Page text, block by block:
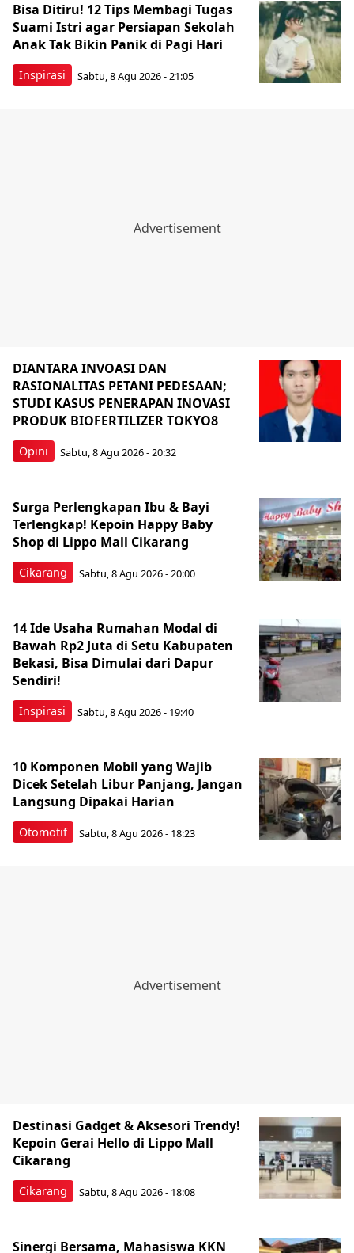
Inspirasi
Bisa Ditiru! 12 Tips Membagi Tugas
Suami Istri agar Persiapan Sekolah
Anak Tak Bikin Panik di Pagi Hari
Sabtu, 8 Agu 2026 - 21:05
Opini
DIANTARA INVOASI DAN
RASIONALITAS PETANI PEDESAAN;
STUDI KASUS PENERAPAN INOVASI
PRODUK BIOFERTILIZER TOKYO8
Sabtu, 8 Agu 2026 - 20:32
Cikarang
Surga Perlengkapan Ibu & Bayi
Terlengkap! Kepoin Happy Baby
Shop di Lippo Mall Cikarang
Sabtu, 8 Agu 2026 - 20:00
Inspirasi
14 Ide Usaha Rumahan Modal di
Bawah Rp2 Juta di Setu Kabupaten
Bekasi, Bisa Dimulai dari Dapur
Sendiri!
Sabtu, 8 Agu 2026 - 19:40
Otomotif
10 Komponen Mobil yang Wajib
Dicek Setelah Libur Panjang, Jangan
Langsung Dipakai Harian
Sabtu, 8 Agu 2026 - 18:23
Cikarang
Destinasi Gadget & Aksesori Trendy!
Kepoin Gerai Hello di Lippo Mall
Cikarang
Sabtu, 8 Agu 2026 - 18:08
Sinergi Bersama, Mahasiswa KKN